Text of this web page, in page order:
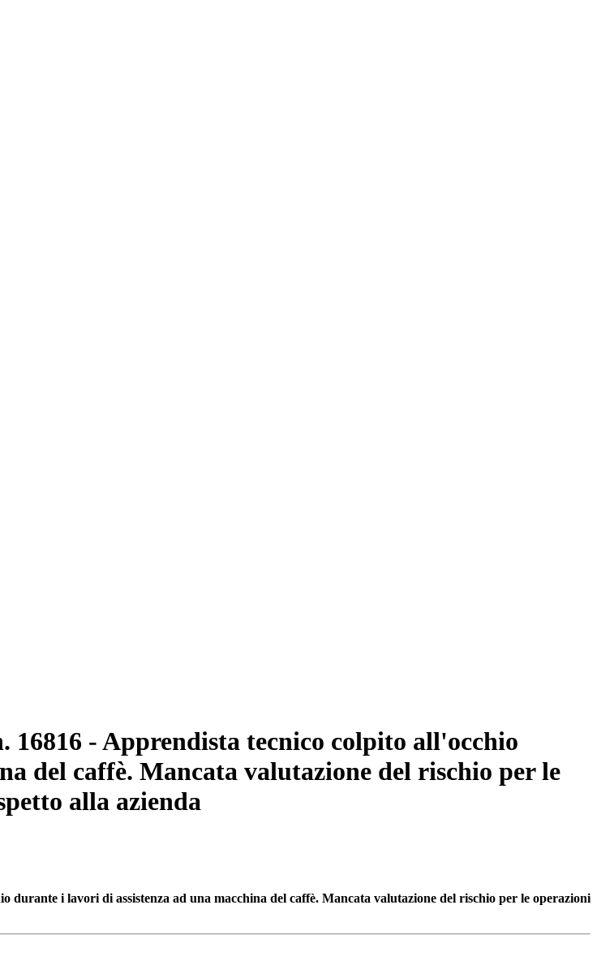
16816 - Apprendista tecnico colpito all'occhio
del caffè. Mancata valutazione del rischio per le
alla azienda
durante i lavori di assistenza ad una macchina del caffè. Mancata valutazione del rischio per le operazioni